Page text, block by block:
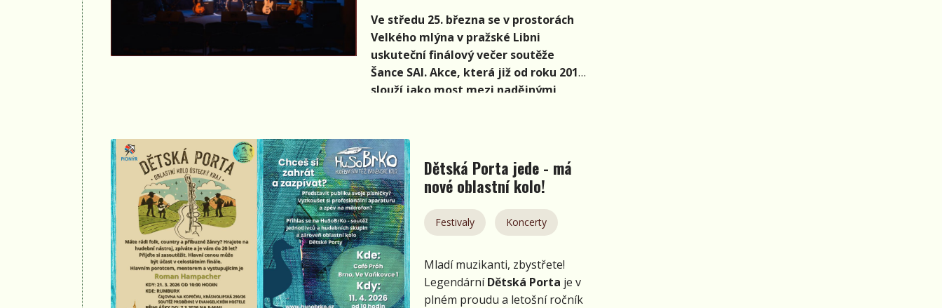
Ve středu 25. března se v prostorách
Velkého mlýna v pražské Libni
uskuteční finálový večer soutěže
Šance SAI. Akce, která již od roku 2010
slouží jako most mezi nadějnými
projektů napříč žánry. Pro diváky z řad
odborné i laické veřejnosti je to
ideální příležitost poznat tváře, které
se v létě objeví na hlavních pódiích po
celém Česku.
Dětská Porta jede - má
nové oblastní kolo!
Festivaly Koncerty
Mladí muzikanti, zbystřete!
LegendárníDětská Porta je v
plném proudu a letošní ročník